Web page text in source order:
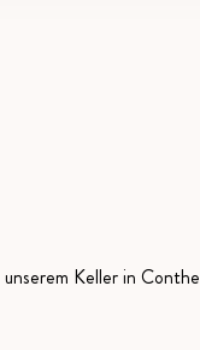
Keller in